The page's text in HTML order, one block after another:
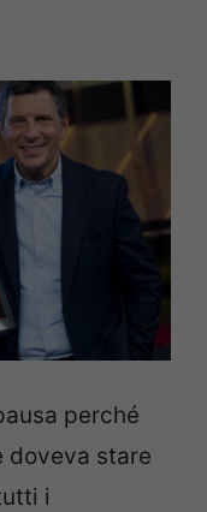
perché
doveva stare
i